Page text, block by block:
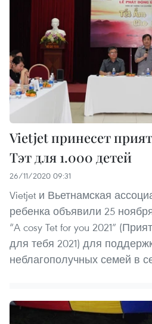
Vietjet принесет
Тэт для 1.000 детей
26/11/2020 09:31
Vietjet и Вьетнамская
ребенка объявили 25
“A cosy Tet for you 2021”
для тебя 2021) для
неблагополучных семей в